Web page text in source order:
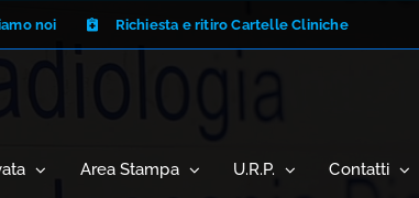
noi Richiesta e ritiro Cartelle Cliniche
Area Stampa U.R.P. Contatti